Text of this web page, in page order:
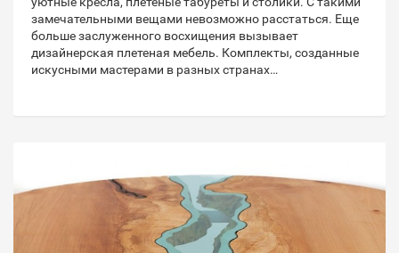
замечательными вещами невозможно расстаться. Еще
больше заслуженного восхищения вызывает
дизайнерская плетеная мебель. Комплекты, созданные
искусными мастерами в разных странах…